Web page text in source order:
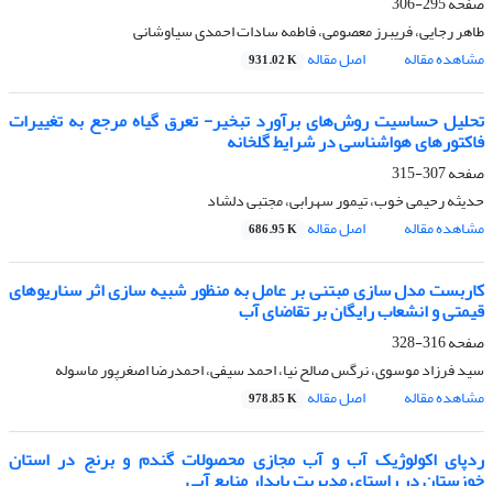
طاهر رجایی، فریبرز معصومی، فاطمه سادات احمدی سیاوشانی
مشاهده مقاله
اصل مقاله 931.02 K
تحلیل حساسیت روش‌های برآورد تبخیر- تعرق گیاه مرجع به تغییرات
فاکتورهای هواشناسی در شرایط گلخانه
صفحه307-315
حدیثه رحیمی خوب، تیمور سهرابی، مجتبی دلشاد
مشاهده مقاله
اصل مقاله 686.95 K
کاربست مدل سازی مبتنی بر عامل به منظور شبیه سازی اثر سناریوهای
قیمتی و انشعاب رایگان بر تقاضای آب
صفحه316-328
سید فرزاد موسوی، نرگس صالح نیا، احمد سیفی، احمدرضا اصغرپور ماسوله
مشاهده مقاله
اصل مقاله 978.85 K
ردپای اکولوژیک آب و آب مجازی محصولات گندم و برنج در استان